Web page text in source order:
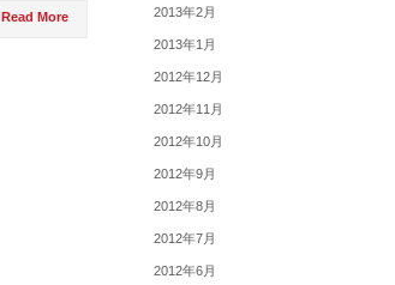
Read More 2013年2月
2013年1月
2012年12月
2012年11月
2012年10月
2012年9月
2012年8月
2012年7月
2012年6月